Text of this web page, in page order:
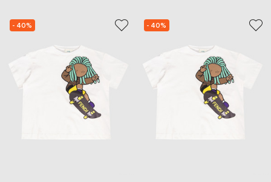
- 40% - 40%